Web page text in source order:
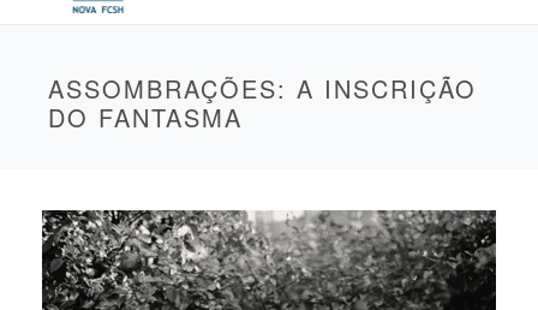
ASSOMBRAÇÕES: A INSCRIÇÃO
DO FANTASMA